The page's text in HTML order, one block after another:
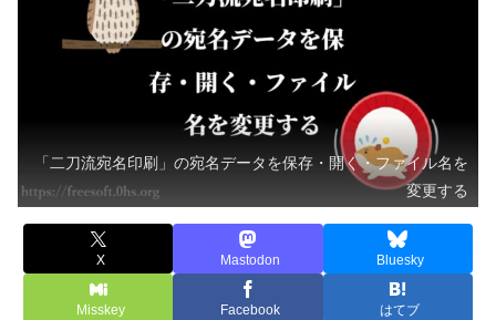
「二刀流宛名印刷」の宛名データを保存・開く・ファイル名を
変更する
X Mastodon Bluesky
Misskey Facebook はてブ